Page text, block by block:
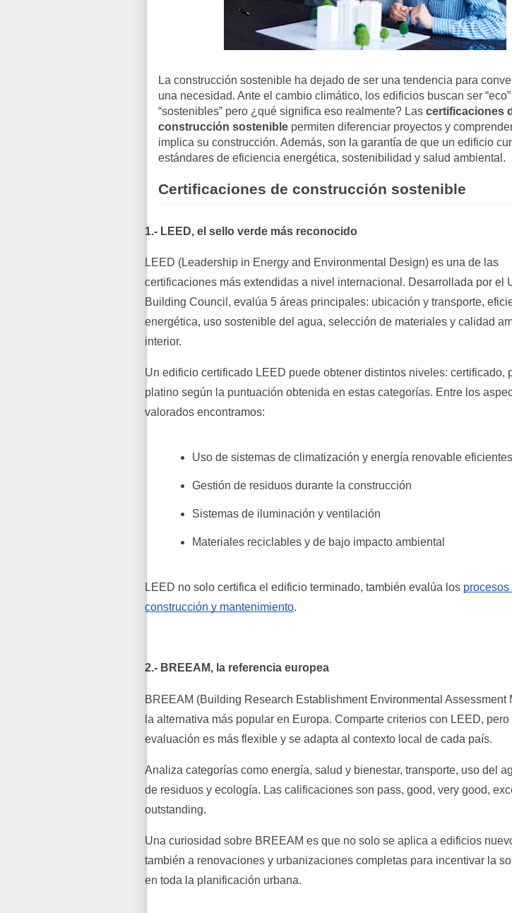
La construcción sostenible ha dejado de ser una tendencia para
una necesidad. Ante el cambio climático, los edificios buscan ser
“sostenibles” pero ¿qué significa eso realmente? Las certificaciones
construcción sostenible permiten diferenciar proyectos y
implica su construcción. Además, son la garantía de que un edificio
estándares de eficiencia energética, sostenibilidad y salud ambiental.
Certificaciones de construcción sostenible
1.- LEED, el sello verde más reconocido
LEED (Leadership in Energy and Environmental Design) es una de las
certificaciones más extendidas a nivel internacional. Desarrollada por el
Building Council, evalúa 5 áreas principales: ubicación y transporte,
energética, uso sostenible del agua, selección de materiales y calidad
interior.
Un edificio certificado LEED puede obtener distintos niveles: certificado,
platino según la puntuación obtenida en estas categorías. Entre los
valorados encontramos:
Uso de sistemas de climatización y energía renovable eficientes
Gestión de residuos durante la construcción
Sistemas de iluminación y ventilación
Materiales reciclables y de bajo impacto ambiental
LEED no solo certifica el edificio terminado, también evalúa los procesos
construcción y mantenimiento.
2.- BREEAM, la referencia europea
BREEAM (Building Research Establishment Environmental Assessment
la alternativa más popular en Europa. Comparte criterios con LEED, pero
evaluación es más flexible y se adapta al contexto local de cada país.
Analiza categorías como energía, salud y bienestar, transporte, uso del
de residuos y ecología. Las calificaciones son pass, good, very good,
outstanding.
Una curiosidad sobre BREEAM es que no solo se aplica a edificios
también a renovaciones y urbanizaciones completas para incentivar la
en toda la planificación urbana.